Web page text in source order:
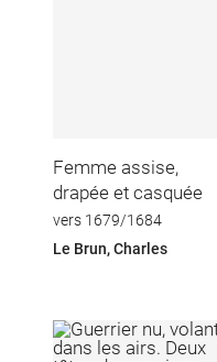
Femme assise,
drapée et casquée
vers 1679/1684
Le Brun, Charles